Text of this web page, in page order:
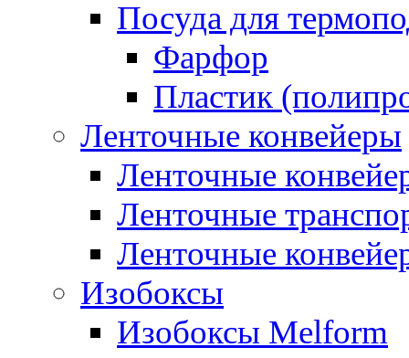
Посуда для
Фарфор
Пластик
Ленточные конвейеры
Ленточные
Ленточные
Ленточные
Изобоксы
Изобоксы Melform